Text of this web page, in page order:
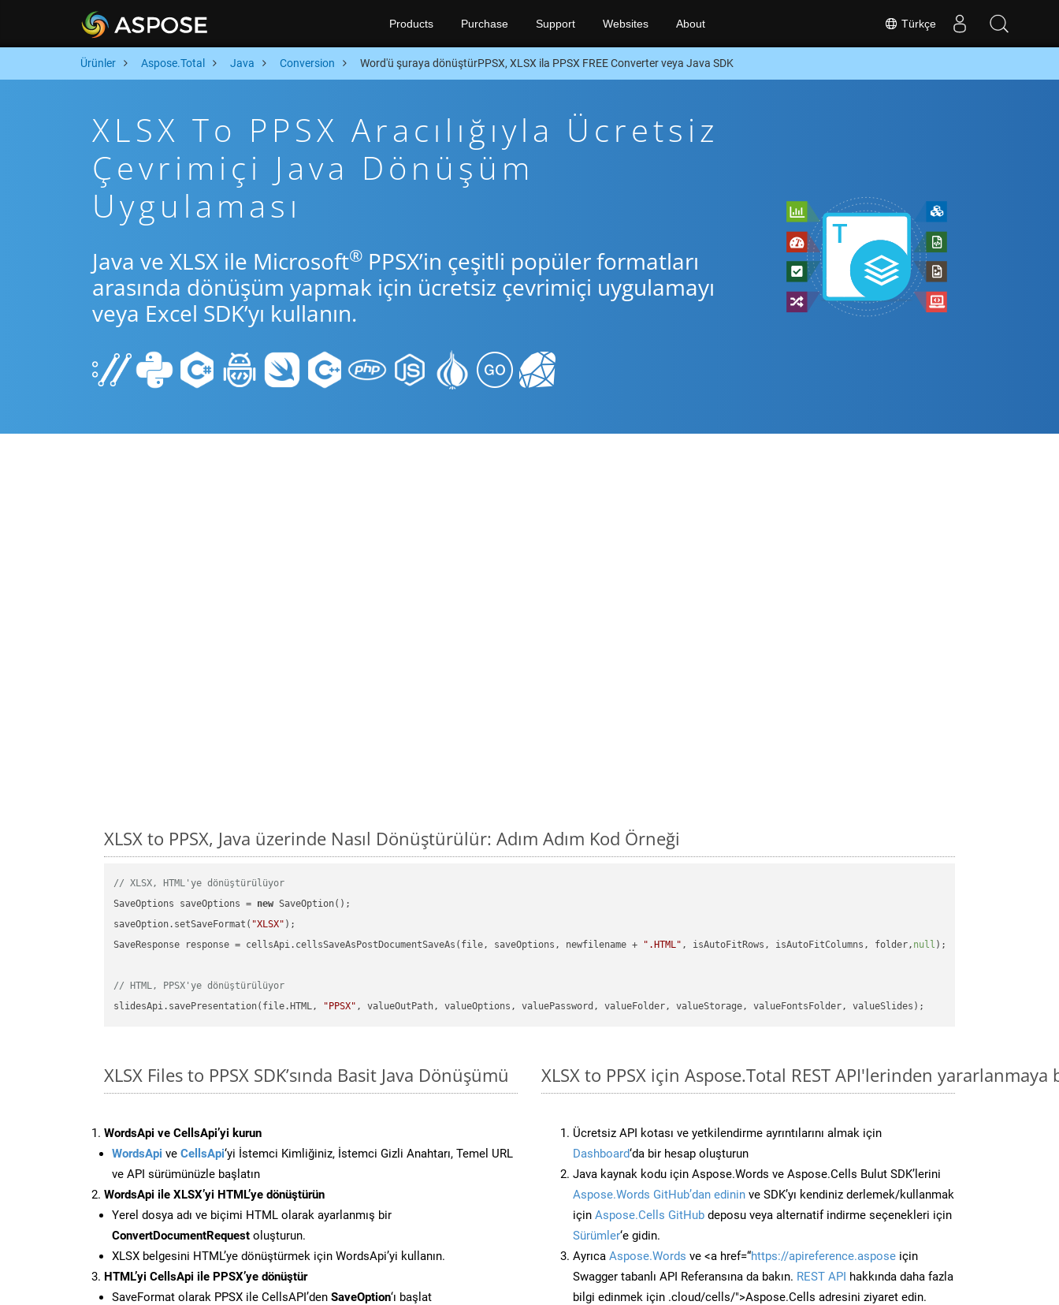
Türkçe
Products Purchase Support Websites About
Ürünler Aspose.Total Java Conversion Word'ü şuraya dönüştürPPSX, XLSX ila PPSX FREE Converter veya Java SDK
XLSX To PPSX Aracılığıyla Ücretsiz
Çevrimiçi Java Dönüşüm
Uygulaması
Java ve XLSX ile Microsoft® PPSX’in çeşitli popüler formatları
arasında dönüşüm yapmak için ücretsiz çevrimiçi uygulamayı
veya Excel SDK’yı kullanın.
XLSX to PPSX, Java üzerinde Nasıl Dönüştürülür: Adım Adım Kod Örneği
// XLSX, HTML'ye dönüştürülüyor
SaveOptions saveOptions = new SaveOption();
saveOption.setSaveFormat( "XLSX" );
SaveResponse response = cellsApi.cellsSaveAsPostDocumentSaveAs(file, saveOptions, newfilename +
".HTML" , isAutoFitRows, isAutoFitColumns, folder, null );
// HTML, PPSX'ye dönüştürülüyor
slidesApi.savePresentation(file.HTML,
"PPSX"
XLSX Files to PPSX SDK’sında Basit Java Dönüşümü
WordsApi ve CellsApi’yi kurun
WordsApi ve CellsApi‘yi İstemci Kimliğiniz, İstemci Gizli Anahtarı, Temel URL
ve API sürümünüzle başlatın
WordsApi ile XLSX’yi HTML’ye dönüştürün
Yerel dosya adı ve biçimi HTML olarak ayarlanmış bir
ConvertDocumentRequest oluşturun.
XLSX belgesini HTML’ye dönüştürmek için WordsApi’yi kullanın.
HTML’yi CellsApi ile PPSX’ye dönüştür
SaveFormat olarak PPSX ile CellsAPI’den SaveOption‘ı başlat
XLSX to PPSX için Aspose.Total REST API'lerinden yararlanmaya
Ücretsiz API kotası ve yetkilendirme ayrıntılarını almak için
Dashboard‘da bir hesap oluşturun
Java kaynak kodu için Aspose.Words ve Aspose.Cells Bulut SDK’lerini
Aspose.Words GitHub’dan edinin ve SDK’yı kendiniz derlemek/kullanmak
için Aspose.Cells GitHub deposu veya alternatif indirme seçenekleri için
Sürümler‘e gidin.
Ayrıca Aspose.Words ve <a href=“https://apireference.aspose için
Swagger tabanlı API Referansına da bakın. REST API hakkında daha fazla
bilgi edinmek için .cloud/cells/">Aspose.Cells adresini ziyaret edin.